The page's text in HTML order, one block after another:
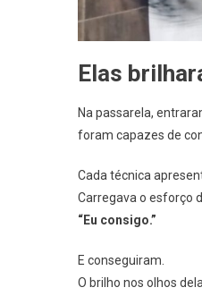
Elas
Na passarela,
foram capazes de
Cada técnica
Carregava o esforço
“Eu consigo.”
E conseguiram.
O brilho nos olhos